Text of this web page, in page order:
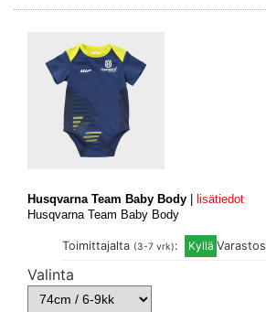
Husqvarna Team Baby Body
lisätiedot
Husqvarna Team Baby Body
Toimittajalta (3-7 vrk):
Valinta